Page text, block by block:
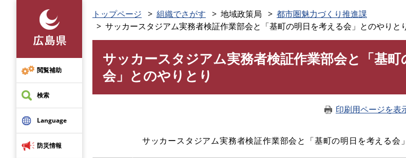
先
頭
で
す
閲覧補助
検索
Language
防災情報
トップページ 組織でさがす 地域政策局
都市圏魅力づくり推進課
サッカースタジアム実務者検証作業部会と「基町の明日を考える会」とのやりと
サッカースタジアム実務者検証作業部会と「基町
会」とのやりとり
印刷用ページを表
サッカースタジアム実務者検証作業部会と「基町の明日を考える